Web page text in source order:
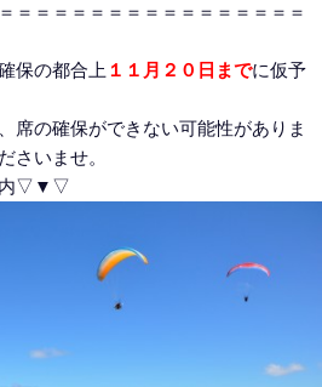
＝＝＝＝＝＝＝＝＝＝＝＝＝＝＝＝
保の都合上 １１月２０日までに仮予
席の確保ができない可能性がありま
さいませ。
内▽▼▽